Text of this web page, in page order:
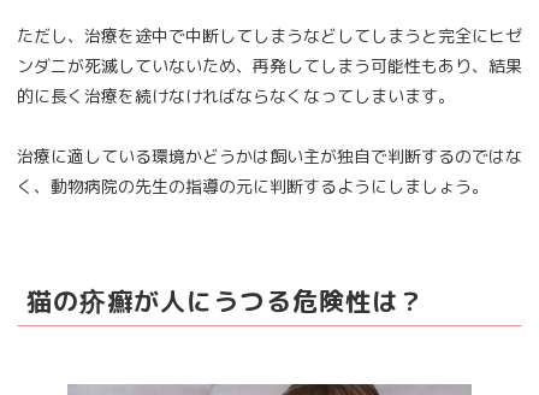
ただし、治療を途中で中断してしまうなどしてしまうと完全にヒゼ
ンダニが死滅していないため、再発してしまう可能性もあり、結果
的に長く治療を続けなければならなくなってしまいます。
治療に適している環境かどうかは飼い主が独自で判断するのではな
く、動物病院の先生の指導の元に判断するようにしましょう。
猫の疥癬が人にうつる危険性は？